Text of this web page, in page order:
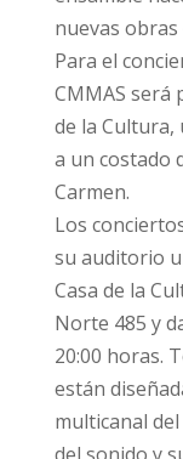
nuevas
Para el
CMMAS será
de la Cultura,
a un costado
Carmen.
Los
su auditorio
Casa de la
Norte 485 y
20:00 horas.
están
multicanal